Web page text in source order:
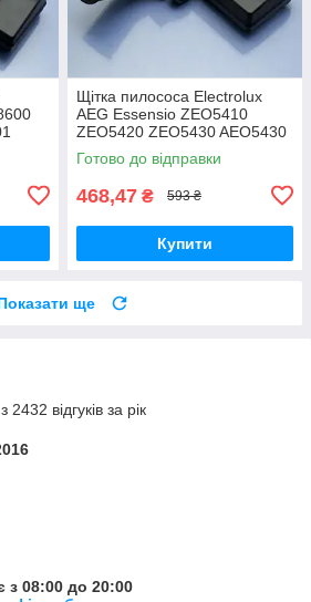
Щітка пилососа Electrolux
AEG Essensio ZEO5410
ZEO5420 ZEO5430 AEO5430
ZEO5432 двохрежимна
Готово до відправки
468,47 ₴ 593 ₴
Купити
ще
відгуків за рік
з 08:00 до 20:00